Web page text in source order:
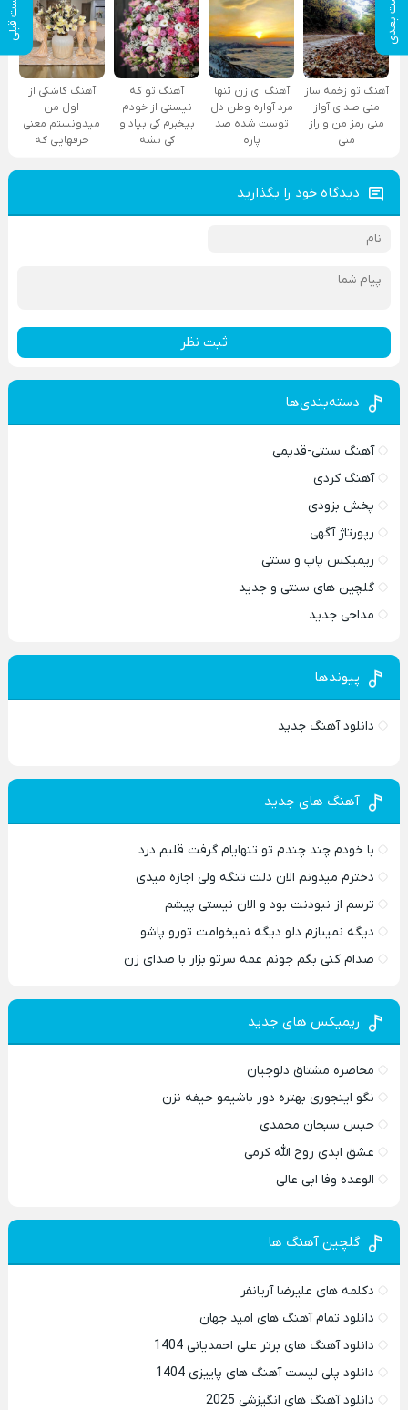
پست بعدی پست قبلی
آهنگ تو زخمه ساز
منی صدای آواز
منی رمز من و راز
منی
آهنگ ای زن تنها
مرد آواره وطن دل
توست شده صد
پاره
آهنگ تو که
نیستی از خودم
بیخبرم کی بیاد و
کی بشه
آهنگ کاشکی از
اول من
میدونستم معنی
حرفهایی که
دیدگاه خود را بگذارید
ثبت نظر
دسته‌بندی‌ها
آهنگ سنتی-قدیمی
آهنگ کردی
پخش بزودی
رپورتاژ آگهی
ریمیکس پاپ و سنتی
گلچین های سنتی و جدید
مداحی جدید
پیوندها
دانلود آهنگ جدید
آهنگ های جدید
با خودم چند چندم تو تنهایام گرفت قلبم درد
دخترم میدونم الان دلت تنگه ولی اجازه میدی
ترسم از نبودنت بود و الان نیستی پیشم
دیگه نمیبازم دلو دیگه نمیخوامت تورو پاشو
صدام کنی بگم جونم عمه سرتو بزار با صدای زن
ریمیکس های جدید
محاصره مشتاق دلوجیان
نگو اینجوری بهتره دور باشیمو حیفه نزن
حبس سبحان محمدی
عشق ابدی روح الله کرمی
الوعده وفا ابی عالی
گلچین آهنگ ها
دکلمه های علیرضا آریانفر
دانلود تمام آهنگ های امید جهان
دانلود آهنگ های برتر علی احمدیانی 1404
دانلود پلی لیست آهنگ های پاییزی 1404
دانلود آهنگ های انگیزشی 2025